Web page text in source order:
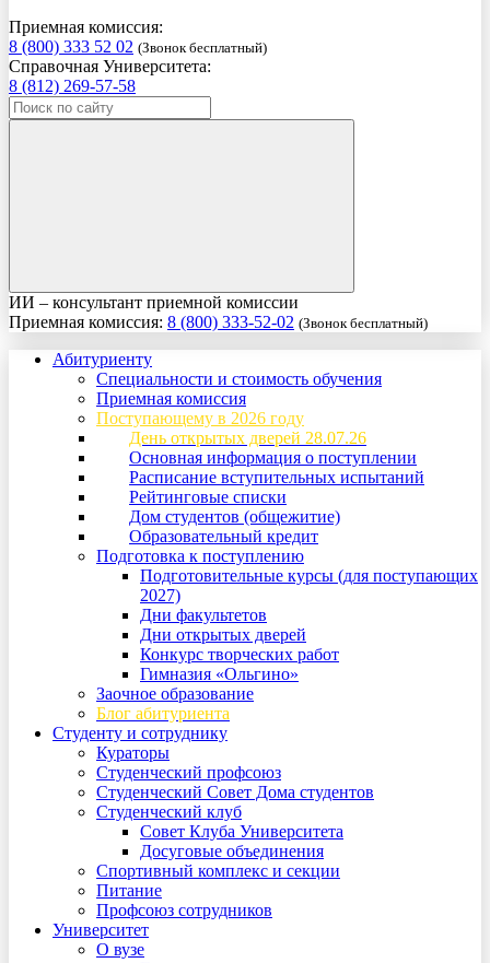
Приемная комиссия:
8 (800) 333 52 02 (Звонок бесплатный)
Справочная Университета:
8 (812) 269-57-58
ИИ – консультант приемной комиссии
Приемная комиссия: 8 (800) 333-52-02 (Звонок бесплатный)
Абитуриенту
Специальности и стоимость обучения
Приемная комиссия
Поступающему в 2026 году
День открытых дверей 28.07.26
Основная информация о поступлении
Расписание вступительных испытаний
Рейтинговые списки
Дом студентов (общежитие)
Образовательный кредит
Подготовка к поступлению
Подготовительные курсы (для поступающих
2027)
Дни факультетов
Дни открытых дверей
Конкурс творческих работ
Гимназия «Ольгино»
Заочное образование
Блог абитуриента
Студенту и сотруднику
Кураторы
Студенческий профсоюз
Студенческий Совет Дома студентов
Студенческий клуб
Совет Клуба Университета
Досуговые объединения
Спортивный комплекс и секции
Питание
Профсоюз сотрудников
Университет
О вузе